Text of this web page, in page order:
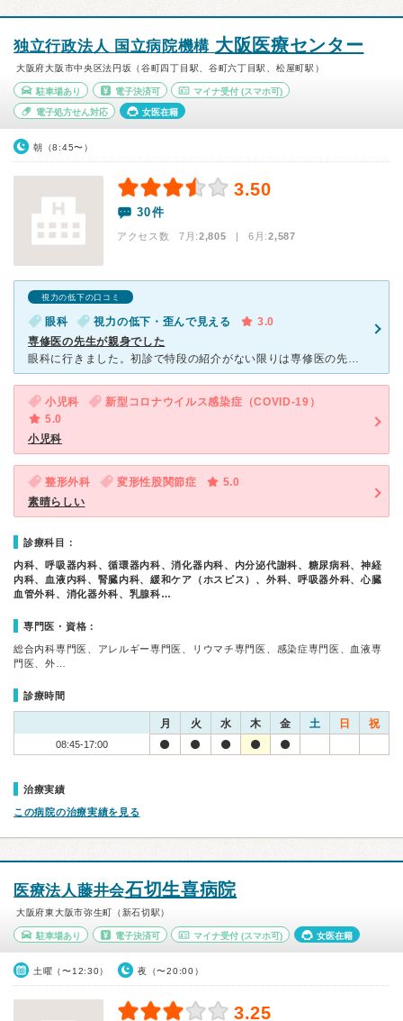
独立行政法人 国立病院機構 大阪医療センター
大阪府大阪市中央区法円坂（谷町四丁目駅、谷町六丁目駅、松屋町駅）
駐車場あり 電子決済可 マイナ受付 (スマホ可)
電子処方せん対応 女医在籍
朝（8:45〜）
3.50
30件
アクセス数 7月:2,805 | 6月:2,587
視力の低下の口コミ
眼科 視力の低下・歪んで見える
3.0
専修医の先生が親身でした
眼科に行きました。初診で特段の紹介がない限りは専修医の先生になるようです。時間が予約できないので、噂通り、本当に丸一日かかりましたが、考えられるすべての検査をしていただきました。結局、視力の急激な低下
小児科
新型コロナウイルス感染症（COVID-19）
5.0
小児科
整形外科 変形性股関節症
5.0
素晴らしい
診療科目：
内科、呼吸器内科、循環器内科、消化器内科、内分泌代謝科、糖尿病科、神経
内科、血液内科、腎臓内科、緩和ケア（ホスピス）、外科、呼吸器外科、心臓
血管外科、消化器外科、乳腺科…
専門医・資格：
総合内科専門医、アレルギー専門医、リウマチ専門医、感染症専門医、血液専
門医、外…
診療時間
月 火 水 木 金 土 日 祝
08:45-17:00
治療実績
この病院の治療実績を見る
医療法人藤井会石切生喜病院
大阪府東大阪市弥生町（新石切駅）
駐車場あり 電子決済可 マイナ受付 (スマホ可) 女医在籍
土曜（〜12:30） 夜（〜20:00）
3.25